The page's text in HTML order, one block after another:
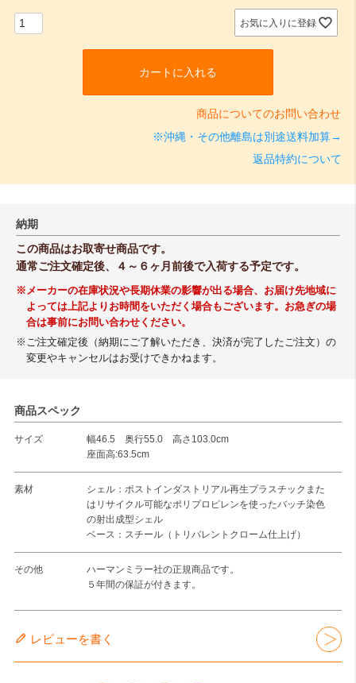
お気に入りに登録
カートに入れる
商品についてのお問い合わせ
※沖縄・その他離島は別途送料加算→
返品特約について
納期
この商品はお取寄せ商品です。
通常ご注文確定後、４～６ヶ月前後で入荷する予定です。
※メーカーの在庫状況や長期休業の影響が出る場合、お届け先地域に
よっては上記よりお時間をいただく場合もございます。お急ぎの場
合は事前にお問い合わせください。
※ご注文確定後（納期にご了解いただき、決済が完了したご注文）の
変更やキャンセルはお受けできかねます。
商品スペック
サイズ
幅46.5 奥行55.0 高さ103.0cm
座面高:63.5cm
素材
シェル：ポストインダストリアル再生プラスチックまた
はリサイクル可能なポリプロピレンを使ったバッチ染色
の射出成型シェル
ベース：スチール（トリバレントクローム仕上げ）
その他
ハーマンミラー社の正規商品です。
５年間の保証が付きます。
レビューを書く